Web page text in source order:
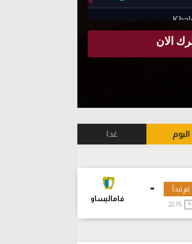
اليوم غدا
-
فاماليساو
لم تبدأ
22:15